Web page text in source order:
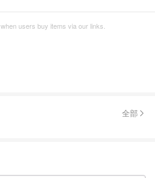
users buy items via our links.
全部